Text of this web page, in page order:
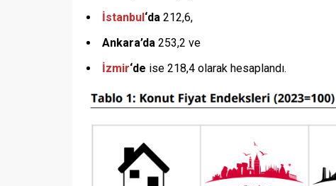
İstanbul ‘da 212,6,
Ankara’da 253,2 ve
İzmir‘de ise 218,4 olarak hesaplandı.